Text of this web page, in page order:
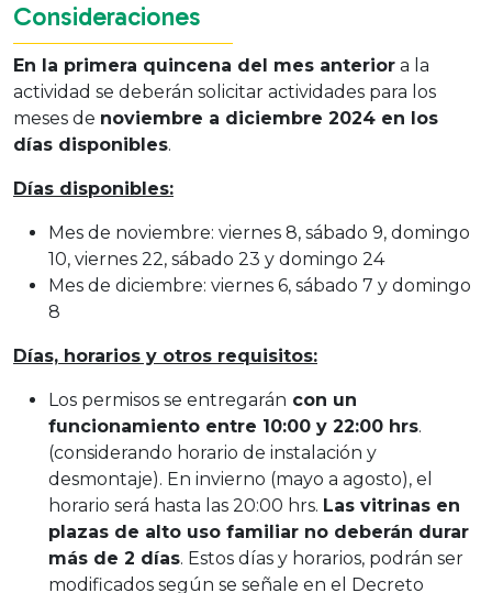
Consideraciones
En la primera quincena del mes anterior a la
actividad se deberán solicitar actividades para los
meses de noviembre a diciembre 2024 en los
días disponibles.
Días disponibles:
Mes de noviembre: viernes 8, sábado 9, domingo
10, viernes 22, sábado 23 y domingo 24
Mes de diciembre: viernes 6, sábado 7 y domingo
8
Días, horarios y otros requisitos:
Los permisos se entregarán con un
funcionamiento entre 10:00 y 22:00 hrs.
(considerando horario de instalación y
desmontaje). En invierno (mayo a agosto), el
horario será hasta las 20:00 hrs. Las vitrinas en
plazas de alto uso familiar no deberán durar
más de 2 días. Estos días y horarios, podrán ser
modificados según se señale en el Decreto